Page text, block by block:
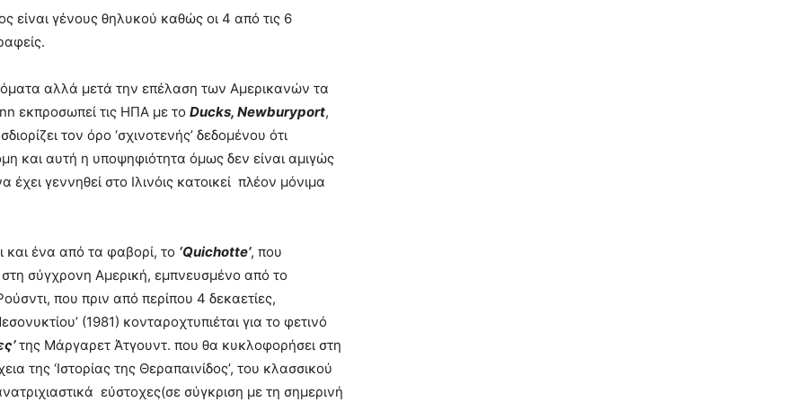
είναι γένους θηλυκού καθώς οι 4 από τις 6
αλλά μετά την επέλαση των Αμερικανών τα
εκπροσωπεί τις ΗΠΑ με το Ducks, Newburyport,
τον όρο ‘σχινοτενής’ δεδομένου ότι
και αυτή η υποψηφιότητα όμως δεν είναι αμιγώς
γεννηθεί στο Ιλινόις κατοικεί πλέον μόνιμα
και ένα από τα φαβορί, το ‘Quichotte’, που
σύγχρονη Αμερική, εμπνευσμένο από το
που πριν από περίπου 4 δεκαετίες,
(1981) κονταροχτυπιέται για το φετινό
της Μάργαρετ Άτγουντ. που θα κυκλοφορήσει στη
της ‘Ιστορίας της Θεραπαινίδος’, του κλασσικού
εύστοχες(σε σύγκριση με τη σημερινή